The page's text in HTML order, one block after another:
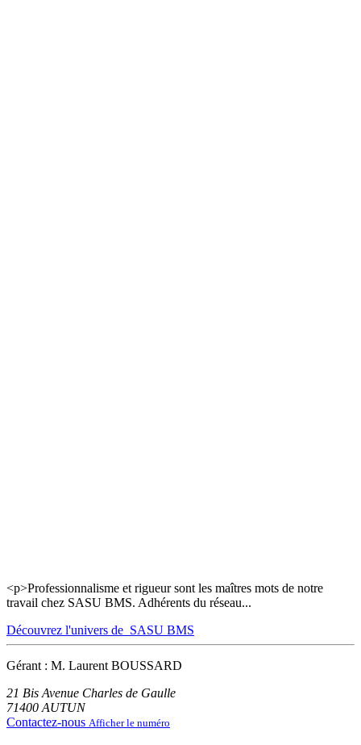
<p>Professionnalisme et rigueur sont les maîtres mots de notre
travail chez SASU BMS. Adhérents du réseau...
Découvrez l'univers de SASU BMS
Gérant : M. Laurent BOUSSARD
21 Bis Avenue Charles de Gaulle
71400 AUTUN
Contactez-nous Afficher le numéro